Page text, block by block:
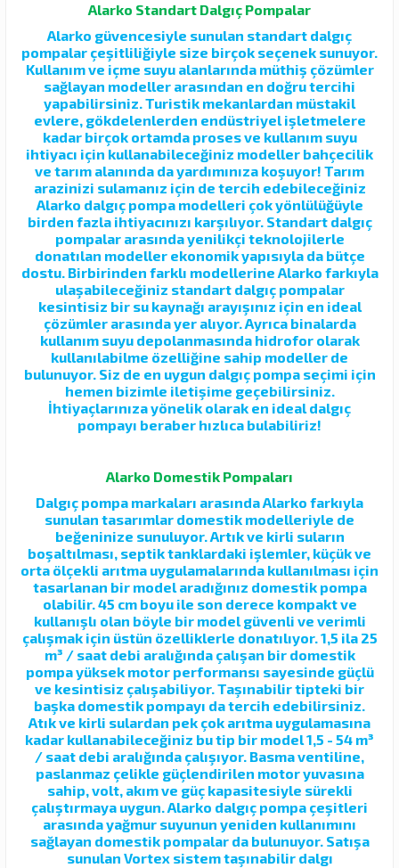
Alarko Standart Dalgıç Pompalar
Alarko güvencesiyle sunulan standart dalgıç
pompalar çeşitliliğiyle size birçok seçenek sunuyor.
Kullanım ve içme suyu alanlarında müthiş çözümler
sağlayan modeller arasından en doğru tercihi
yapabilirsiniz. Turistik mekanlardan müstakil
evlere, gökdelenlerden endüstriyel işletmelere
kadar birçok ortamda proses ve kullanım suyu
ihtiyacı için kullanabileceğiniz modeller bahçecilik
ve tarım alanında da yardımınıza koşuyor! Tarım
arazinizi sulamanız için de tercih edebileceğiniz
Alarko dalgıç pompa modelleri çok yönlülüğüyle
birden fazla ihtiyacınızı karşılıyor. Standart dalgıç
pompalar arasında yenilikçi teknolojilerle
donatılan modeller ekonomik yapısıyla da bütçe
dostu. Birbirinden farklı modellerine Alarko farkıyla
ulaşabileceğiniz standart dalgıç pompalar
kesintisiz bir su kaynağı arayışınız için en ideal
çözümler arasında yer alıyor. Ayrıca binalarda
kullanım suyu depolanmasında hidrofor olarak
kullanılabilme özelliğine sahip modeller de
bulunuyor. Siz de en uygun dalgıç pompa seçimi için
hemen bizimle iletişime geçebilirsiniz.
İhtiyaçlarınıza yönelik olarak en ideal dalgıç
pompayı beraber hızlıca bulabiliriz!
Alarko Domestik Pompaları
Dalgıç pompa markaları arasında Alarko farkıyla
sunulan tasarımlar domestik modelleriyle de
beğeninize sunuluyor. Artık ve kirli suların
boşaltılması, septik tanklardaki işlemler, küçük ve
orta ölçekli arıtma uygulamalarında kullanılması için
tasarlanan bir model aradığınız domestik pompa
olabilir. 45 cm boyu ile son derece kompakt ve
kullanışlı olan böyle bir model güvenli ve verimli
çalışmak için üstün özelliklerle donatılıyor. 1,5 ila 25
m³ / saat debi aralığında çalışan bir domestik
pompa yüksek motor performansı sayesinde güçlü
ve kesintisiz çalışabiliyor. Taşınabilir tipteki bir
başka domestik pompayı da tercih edebilirsiniz.
Atık ve kirli sulardan pek çok arıtma uygulamasına
kadar kullanabileceğiniz bu tip bir model 1,5 - 54 m³
/ saat debi aralığında çalışıyor. Basma ventiline,
paslanmaz çelikle güçlendirilen motor yuvasına
sahip, volt, akım ve güç kapasitesiyle sürekli
çalıştırmaya uygun. Alarko dalgıç pompa çeşitleri
arasında yağmur suyunun yeniden kullanımını
sağlayan domestik pompalar da bulunuyor. Satışa
sunulan Vortex sistem taşınabilir dalgı